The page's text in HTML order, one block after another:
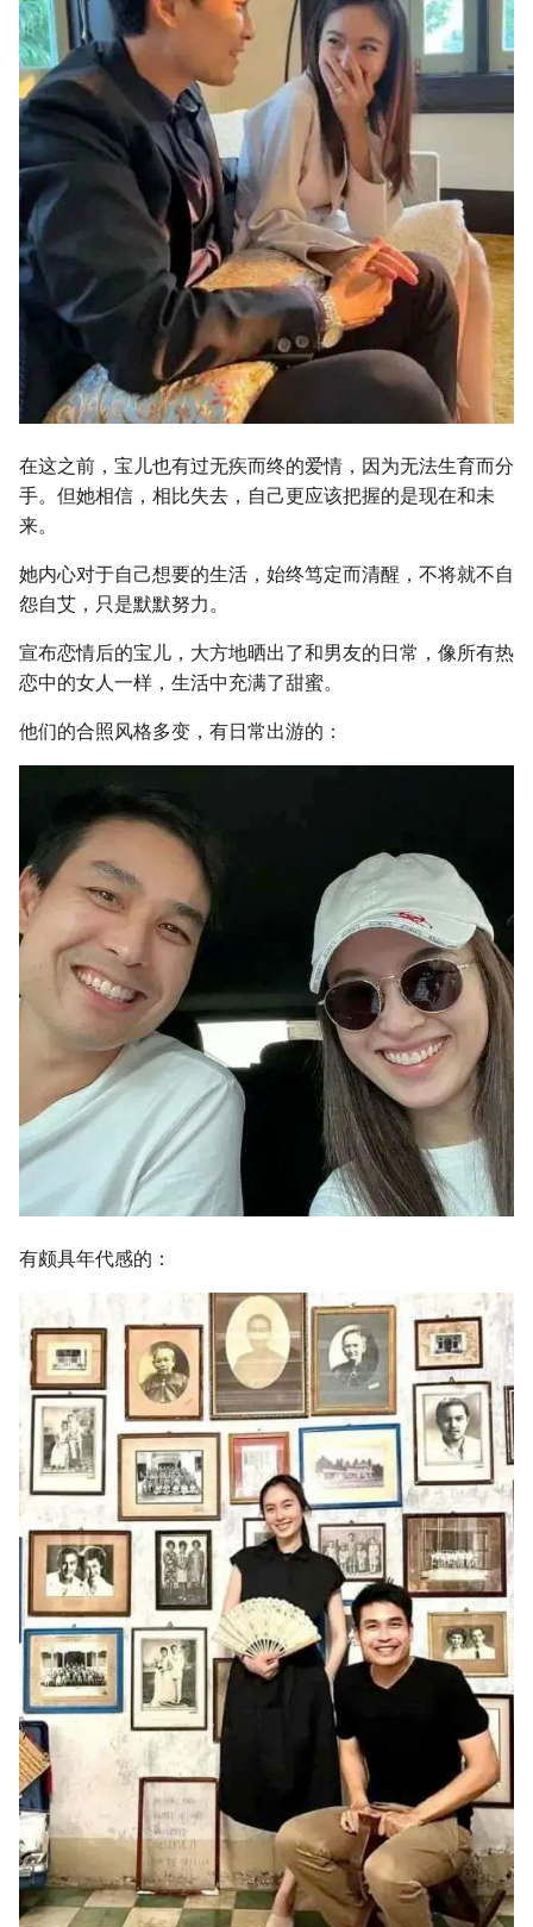
在这之前，宝儿也有过无疾而终的爱情，因为无法生育而分
手。但她相信，相比失去，自己更应该把握的是现在和未
来。
她内心对于自己想要的生活，始终笃定而清醒，不将就不自
怨自艾，只是默默努力。
宣布恋情后的宝儿，大方地晒出了和男友的日常，像所有热
恋中的女人一样，生活中充满了甜蜜。
他们的合照风格多变，有日常出游的：
有颇具年代感的：